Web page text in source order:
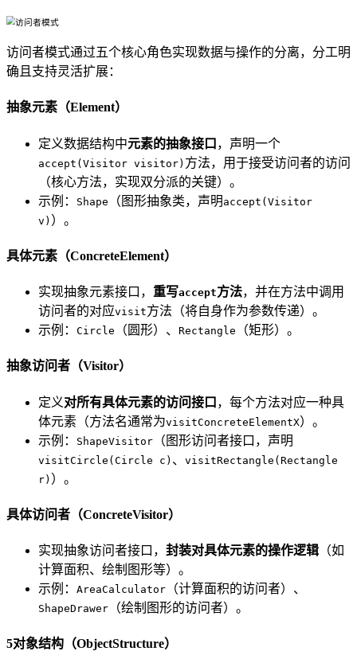
访问者模式通过五个核心角色实现数据与操作的分离，分工明
确且支持灵活扩展：
抽象元素（Element）
定义数据结构中元素的抽象接口 ，声明一个
accept(Visitor visitor) 方法，用于接受访问者的访问
（核心方法，实现双分派的关键）。
示例：
Shape （图形抽象类，声明 accept(Visitor
v) ）。
具体元素（ConcreteElement）
实现抽象元素接口， 重写accept方法，并在方法中调用
访问者的对应visit方法（将自身作为参数传递）。
示例： Circle （圆形）、 Rectangle （矩形）。
抽象访问者（Visitor）
定义对所有具体元素的访问接口 ，每个方法对应一种具
体元素（方法名通常为visitConcreteElementX）。
示例：
ShapeVisitor （图形访问者接口，声明
visitCircle(Circle c) 、 visitRectangle(Rectangle
r) ）。
具体访问者（ConcreteVisitor）
实现抽象访问者接口， 封装对具体元素的操作逻辑 （如
计算面积、绘制图形等）。
示例： AreaCalculator （计算面积的访问者）、
ShapeDrawer （绘制图形的访问者）。
5对象结构（ObjectStructure）